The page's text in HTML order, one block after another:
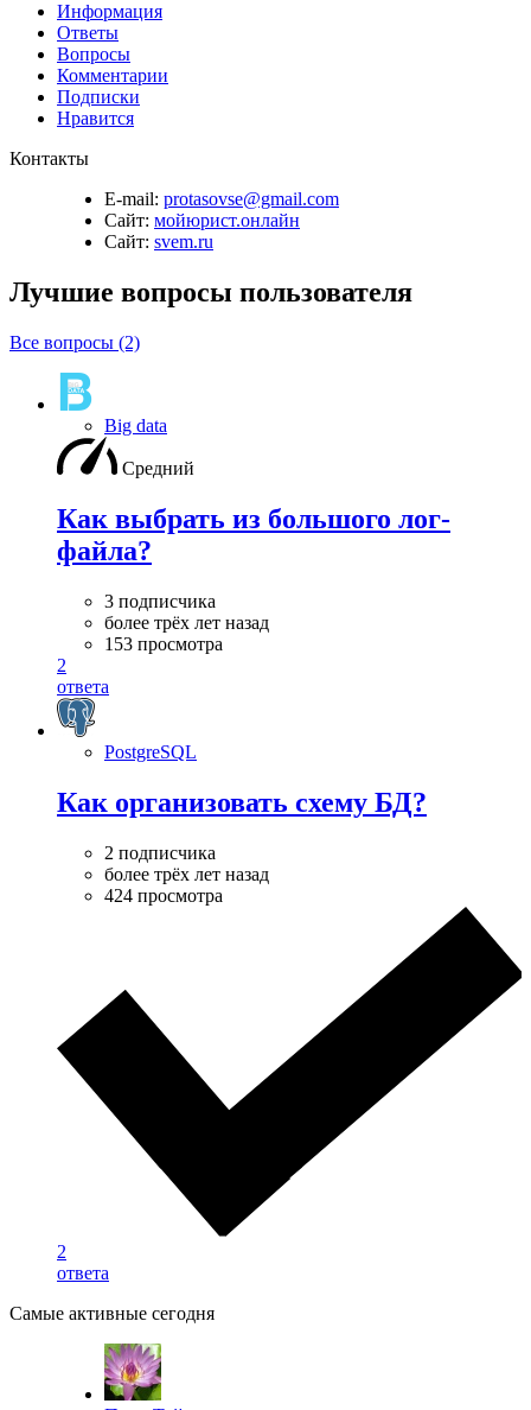
Информация
Ответы
Вопросы
Комментарии
Подписки
Нравится
Контакты
E-mail: protasovse@gmail.com
Сайт: мойюрист.онлайн
Сайт: svem.ru
Лучшие вопросы пользователя
Все вопросы (2)
Big data
Средний
Как выбрать из большого лог-
файла?
3 подписчика
более трёх лет назад
153 просмотра
2
ответа
PostgreSQL
Как организовать схему БД?
2 подписчика
более трёх лет назад
424 просмотра
2
ответа
Самые активные сегодня